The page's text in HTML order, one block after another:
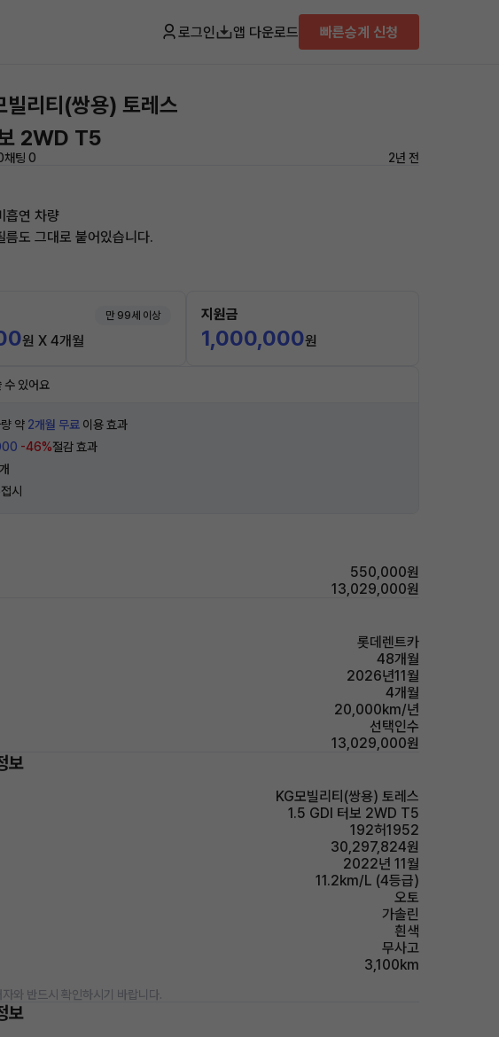
로그인 앱 다운로드 빠른승계 신청
리티(쌍용) 토레스
2WD T5
채팅 0
2년 전
흡연 차량
름도 그대로 붙어있습니다.
만 99세 이상
원 X 4개월
지원금
1,000,000원
수 있어요
약 2개월 무료 이용 효과
-46%절감 효과
시
550,000원
13,029,000원
롯데렌트카
48개월
2026년11월
4개월
20,000km/년
선택인수
13,029,000원
보
KG모빌리티(쌍용) 토레스
1.5 GDI 터보 2WD T5
192허1952
30,297,824원
2022년 11월
11.2km/L (4등급)
오토
가솔린
흰색
무사고
3,100km
와 반드시 확인하시기 바랍니다.
보